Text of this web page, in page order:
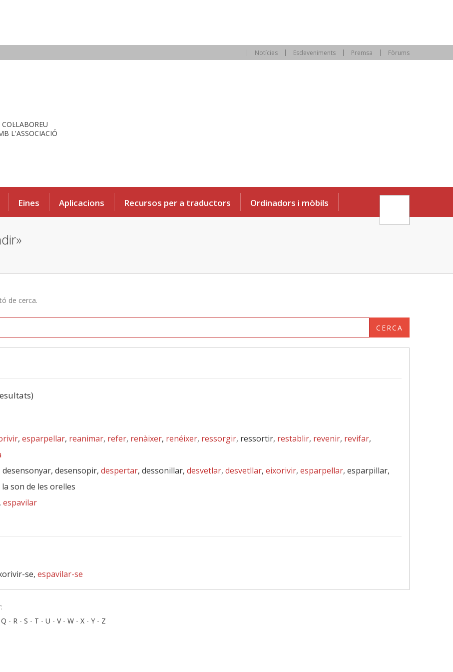
Notícies Esdeveniments Premsa Fòrums
COL·LABOREU
L'ASSOCIACIÓ
Eines Aplicacions Recursos per a traductors Ordinadors i mòbils
de cerca.
CERCA
, esparpellar, reanimar, refer, renàixer, renéixer, ressorgir, ressortir, restablir, revenir, revifar,
desensopir, despertar, dessonillar, desvetlar, desvetllar, eixorivir, esparpellar, esparpillar,
son de les orelles
, espavilar
se, espavilar-se
Q - R - S - T - U - V- W - X - Y - Z